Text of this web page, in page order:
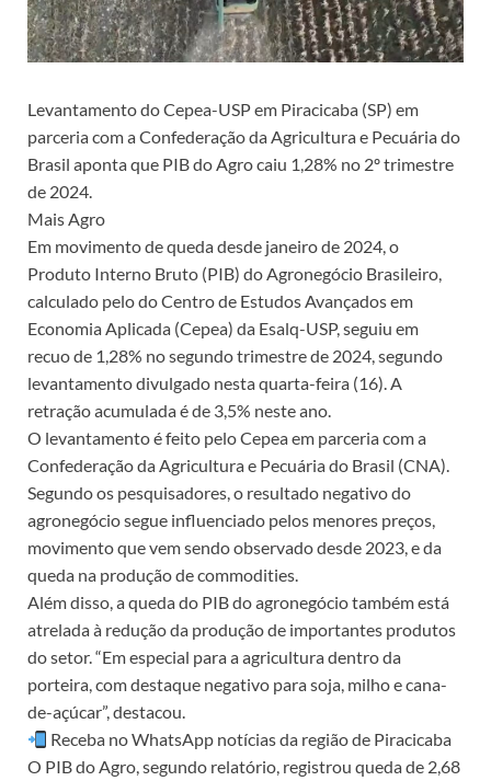
Levantamento do Cepea-USP em Piracicaba (SP) em
parceria com a Confederação da Agricultura e Pecuária do
Brasil aponta que PIB do Agro caiu 1,28% no 2º trimestre
de 2024.
Mais Agro
Em movimento de queda desde janeiro de 2024, o
Produto Interno Bruto (PIB) do Agronegócio Brasileiro,
calculado pelo do Centro de Estudos Avançados em
Economia Aplicada (Cepea) da Esalq-USP, seguiu em
recuo de 1,28% no segundo trimestre de 2024, segundo
levantamento divulgado nesta quarta-feira (16). A
retração acumulada é de 3,5% neste ano.
O levantamento é feito pelo Cepea em parceria com a
Confederação da Agricultura e Pecuária do Brasil (CNA).
Segundo os pesquisadores, o resultado negativo do
agronegócio segue influenciado pelos menores preços,
movimento que vem sendo observado desde 2023, e da
queda na produção de commodities.
Além disso, a queda do PIB do agronegócio também está
atrelada à redução da produção de importantes produtos
do setor. “Em especial para a agricultura dentro da
porteira, com destaque negativo para soja, milho e cana-
de-açúcar”, destacou.
Receba no WhatsApp notícias da região de Piracicaba
O PIB do Agro, segundo relatório, registrou queda de 2,68